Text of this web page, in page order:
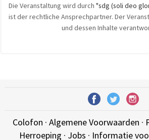
Die Veranstaltung wird durch "sdg (soli deo
ist der rechtliche Ansprechpartner. Der
und dessen Inhalte
Colofon · Algemene Voorwaarden ·
Herroeping · Jobs · Informatie